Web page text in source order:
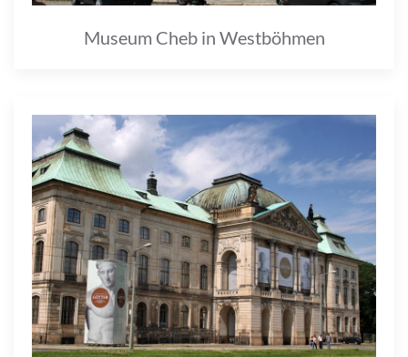
Museum Cheb in Westböhmen